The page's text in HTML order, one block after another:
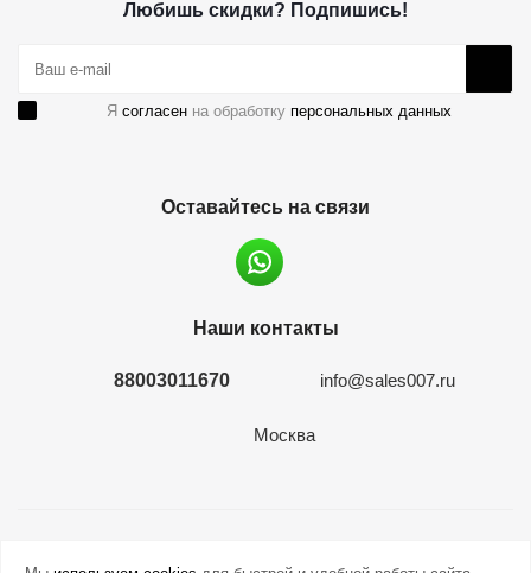
Любишь скидки? Подпишись!
Я согласен на обработку персональных данных
Оставайтесь на связи
Наши контакты
88003011670 info@sales007.ru
Москва